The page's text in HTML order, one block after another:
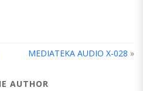
MEDIATEKA AUDIO X-028 »
AUTHOR